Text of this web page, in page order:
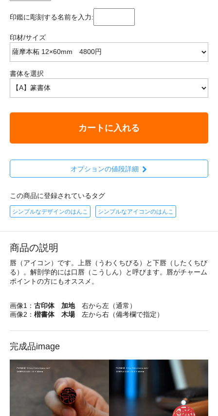
印鑑に彫刻する名前を入力:
印材/サイズ
書体を選択
カートに入れる
オプションの値段詳細
この商品に登録されているタグ
シンプルなデザインのはんこ シンプルなアイコンのはんこ
商品の説明
唇（アイコン）です。上唇（うわくちびる）と下唇（したくちび
る）。解剖学的には口唇（こうしん）と呼びます。唇がチャーム
ポイントの方にもオススメ。
画像1： 古印体 加地右から左（通常）
画像2： 楷書体 木場左から右（備考欄で指定）
完成品image